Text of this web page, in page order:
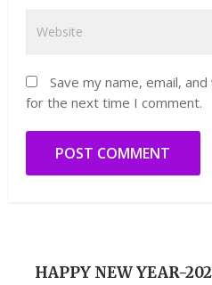
Save my name, email,
for the next time I comment.
HAPPY NEW YEAR-